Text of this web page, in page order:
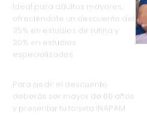
ofreciéndote un descuento del
35% en estudios de rutina y
20% en estudios
especializados.
deberás ser mayor de 60 años
y presentar tu tarjeta INAPAM.